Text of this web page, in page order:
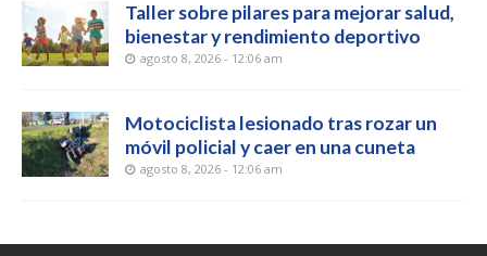
Taller sobre pilares para mejorar salud,
bienestar y rendimiento deportivo
agosto 8, 2026 - 12:06 am
Motociclista lesionado tras rozar un
móvil policial y caer en una cuneta
agosto 8, 2026 - 12:06 am